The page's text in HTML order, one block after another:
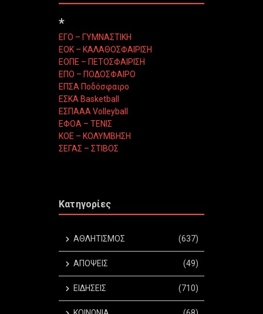
*
ΕΓΟ – ΓΥΜΝΑΣΤΙΚΗ
ΕΟΚ – ΚΑΛΑΘΟΣΦΑΙΡΙΣΗ
ΕΟΠΕ – ΠΕΤΟΣΦΑΙΡΙΣΗ
ΕΠΟ – ΠΟΔΟΣΦΑΙΡΟ
ΕΠΣΑ Ποδόσφαιρο
ΕΣΚΑ Basketball
ΕΣΠΑΑΑ Volleyball
ΕΦΟΑ – ΤΕΝΙΣ
ΚΟΕ – ΚΟΛΥΜΒΗΣΗ
ΣΕΓΑΣ – ΣΤΙΒΟΣ
Κατηγορίες
ΑΘΛΗΤΙΣΜΟΣ (637)
ΑΠΟΨΕΙΣ (49)
ΕΙΔΗΣΕΙΣ (710)